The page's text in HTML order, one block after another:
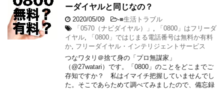
ーダイヤルと同じなの？
2020/05/09 -■生活トラブル
「0570（ナビダイヤル）」
「0800」はフリーダ
イヤル
「0800」ではじまる電話番号は無料か有料
か フリーダイヤル・インテリジェントサービス
つなワタリ＠捨て身の「プロ無謀家」
（@27watari）です。「0800」のことをどこまでご
存知ですか？ 私はイマイチ把握していませんでし
た。そこであらためて調べてみましたので、備忘録